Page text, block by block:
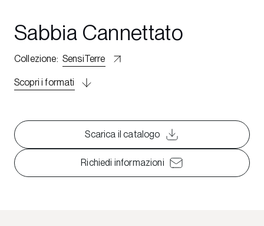
Sabbia Cannettato
Collezione: SensiTerre
Scopri i formati
Scarica il catalogo
Richiedi informazioni